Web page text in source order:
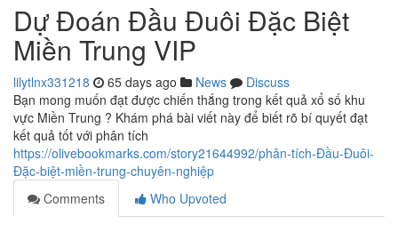
Dự Đoán Đầu Đuôi Đặc Biệt
Miền Trung VIP
lilytlnx331218 65 days ago News
Discuss
Bạn mong muốn đạt được chiến thắng trong kết quả xổ số khu
vực Miền Trung ? Khám phá bài viết này để biết rõ bí quyết đạt
kết quả tốt với phân tích
https://olivebookmarks.com/story21644992/phân-tích-Đầu-Đuôi-
Đặc-biệt-miền-trung-chuyên-nghiệp
Comments
Who Upvoted